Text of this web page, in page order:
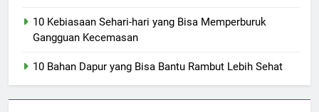
10 Kebiasaan Sehari-hari yang Bisa Memperburuk
Gangguan Kecemasan
10 Bahan Dapur yang Bisa Bantu Rambut Lebih Sehat